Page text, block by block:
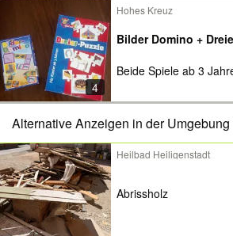
4
Hohes Kreuz
Bilder Domino +
Beide Spiele ab 3
Alternative Anzeigen in der Umgebung
Heilbad Heiligenstadt
Abrissholz